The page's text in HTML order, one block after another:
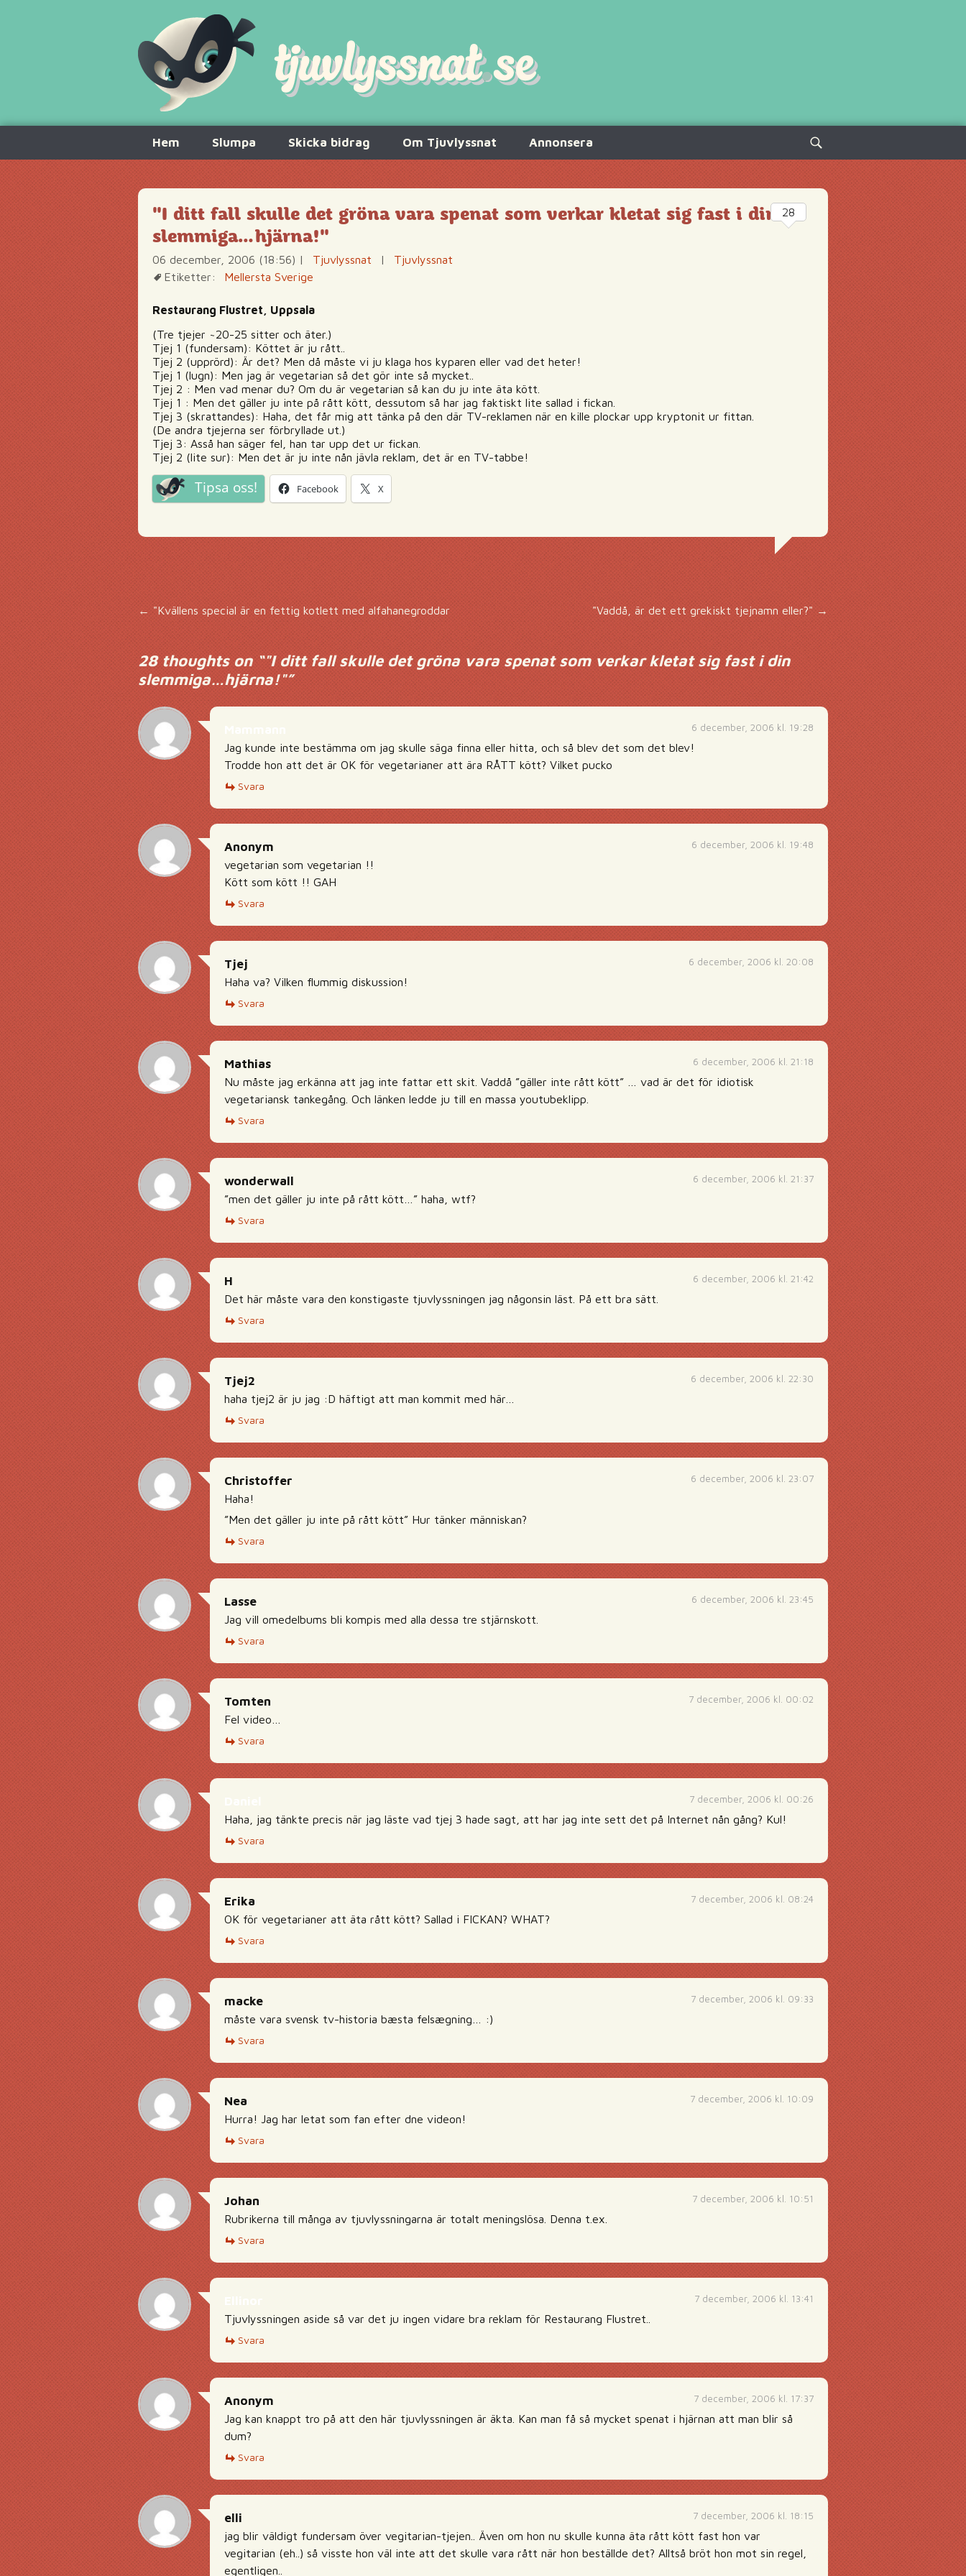
innehåll
Hem Slumpa Skicka bidrag Om Tjuvlyssnat Annonsera
Sök
efter:
"I ditt fall skulle det gröna vara spenat som verkar kletat sig fast i din
slemmiga…hjärna!"
06 december, 2006 (18:56) | Tjuvlyssnat |
Tjuvlyssnat
Etiketter:
Mellersta Sverige
Restaurang Flustret, Uppsala
(Tre tjejer ~20-25 sitter och äter.)
Tjej 1 (fundersam): Köttet är ju rått..
Tjej 2 (upprörd): Är det? Men då måste vi ju klaga hos kyparen eller vad det heter!
Tjej 1 (lugn): Men jag är vegetarian så det gör inte så mycket..
Tjej 2 : Men vad menar du? Om du är vegetarian så kan du ju inte äta kött.
Tjej 1 : Men det gäller ju inte på rått kött, dessutom så har jag faktiskt lite sallad i fickan.
Tjej 3 (skrattandes): Haha, det får mig att tänka på den där TV-reklamen när en kille plockar upp kryptonit ur fittan.
(De andra tjejerna ser förbryllade ut.)
Tjej 3: Asså han säger fel, han tar upp det ur fickan.
Tjej 2 (lite sur): Men det är ju inte nån jävla reklam, det är en TV-tabbe!
Tipsa oss! Facebook X
28
Inläggsnavigering
← "Kvällens special är en fettig kotlett med alfahanegroddar "Vaddå, är det ett grekiskt tjejnamn eller?" →
28 thoughts on “"I ditt fall skulle det gröna vara spenat som verkar kletat sig fast i din
slemmiga…hjärna!"”
6 december, 2006 kl. 19:28
Jag kunde inte bestämma om jag skulle säga finna eller hitta, och så blev det som det blev!
Trodde hon att det är OK för vegetarianer att ära RÅTT kött? Vilket pucko
Svara
6 december, 2006 kl. 19:48
Anonym
vegetarian som vegetarian !!
Kött som kött !! GAH
Svara
6 december, 2006 kl. 20:08
Tjej
Haha va? Vilken flummig diskussion!
Svara
6 december, 2006 kl. 21:18
Mathias
Nu måste jag erkänna att jag inte fattar ett skit. Vaddå ”gäller inte rått kött” … vad är det för idiotisk
vegetariansk tankegång. Och länken ledde ju till en massa youtubeklipp.
Svara
6 december, 2006 kl. 21:37
wonderwall
”men det gäller ju inte på rått kött…” haha, wtf?
Svara
6 december, 2006 kl. 21:42
H
Det här måste vara den konstigaste tjuvlyssningen jag någonsin läst. På ett bra sätt.
Svara
6 december, 2006 kl. 22:30
Tjej2
haha tjej2 är ju jag :D häftigt att man kommit med här…
Svara
6 december, 2006 kl. 23:07
Christoffer
Haha!
”Men det gäller ju inte på rått kött” Hur tänker människan?
Svara
6 december, 2006 kl. 23:45
Lasse
Jag vill omedelbums bli kompis med alla dessa tre stjärnskott.
Svara
7 december, 2006 kl. 00:02
Tomten
Fel video…
Svara
7 december, 2006 kl. 00:26
Haha, jag tänkte precis när jag läste vad tjej 3 hade sagt, att har jag inte sett det på Internet nån gång? Kul!
Svara
7 december, 2006 kl. 08:24
Erika
OK för vegetarianer att äta rått kött? Sallad i FICKAN? WHAT?
Svara
7 december, 2006 kl. 09:33
macke
måste vara svensk tv-historia bæsta felsægning… :)
Svara
7 december, 2006 kl. 10:09
Nea
Hurra! Jag har letat som fan efter dne videon!
Svara
7 december, 2006 kl. 10:51
Johan
Rubrikerna till många av tjuvlyssningarna är totalt meningslösa. Denna t.ex.
Svara
7 december, 2006 kl. 13:41
Tjuvlyssningen aside så var det ju ingen vidare bra reklam för Restaurang Flustret..
Svara
7 december, 2006 kl. 17:37
Anonym
Jag kan knappt tro på att den här tjuvlyssningen är äkta. Kan man få så mycket spenat i hjärnan att man blir så
dum?
Svara
7 december, 2006 kl. 18:15
elli
jag blir väldigt fundersam över vegitarian-tjejen.. Även om hon nu skulle kunna äta rått kött fast hon var
vegitarian (eh..) så visste hon väl inte att det skulle vara rått när hon beställde det? Alltså bröt hon mot sin regel,
egentligen..